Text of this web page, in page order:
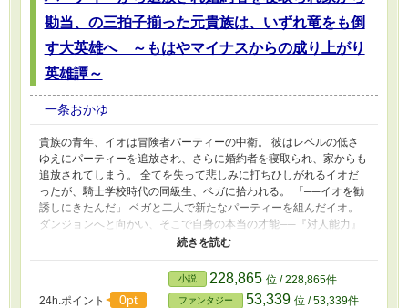
勘当、の三拍子揃った元貴族は、いずれ竜をも倒
す大英雄へ ～もはやマイナスからの成り上がり
英雄譚～
一条おかゆ
貴族の青年、イオは冒険者パーティーの中衛。 彼はレベルの低さ
ゆえにパーティーを追放され、さらに婚約者を寝取られ、家からも
追放されてしまう。 全てを失って悲しみに打ちひしがれるイオだ
ったが、騎士学校時代の同級生、ベガに拾われる。 「──イオを勧
誘しにきたんだ」 ベガと二人で新たなパーティーを組んだイオ。
ダンジョンへと向かい、そこで自身の本当の才能──『対人能力』
に気が付いた。 そして心機一転。 「前よりも強いパーティーを作
る」 今までの全てを見返すことを目標に、彼は成り上がることを
決意する。 これは、そんな英雄譚。
24h.ポイント
0pt
小説 228,865 位 / 228,865件
ファンタジー 53,339 位 / 53,339件